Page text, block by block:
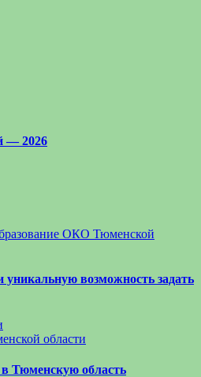
— 2026
ОКО Тюменской
возможность задать
области
в Тюменскую область